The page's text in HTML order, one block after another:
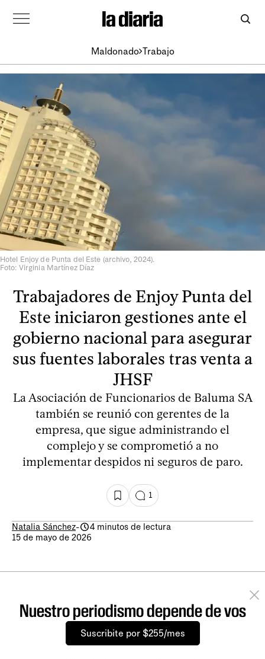
Maldonado Trabajo
Hotel Enjoy de Punta del Este (archivo, 2024).
Foto: Virginia Martínez Díaz
Trabajadores de Enjoy Punta del
Este iniciaron gestiones ante el
gobierno nacional para asegurar
sus fuentes laborales tras venta a
JHSF
La Asociación de Funcionarios de Baluma SA
también se reunió con gerentes de la
empresa, que sigue administrando el
complejo y se comprometió a no
implementar despidos ni seguros de paro.
1
Natalia Sánchez-
4 minutos de lectura
15 de mayo de 2026
Nuestro periodismo depende de vos
Suscribite por $255/mes